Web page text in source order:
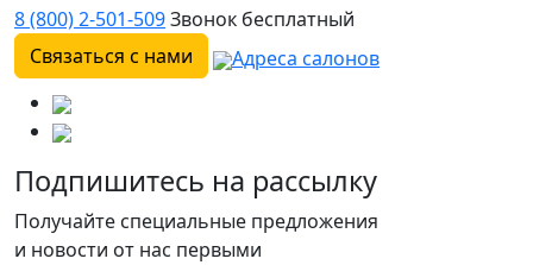
8 (800) 2-501-509Звонок бесплатный
Связаться с нами
Адреса салонов
Подпишитесь на рассылку
Получайте специальные предложения
и новости от нас первыми